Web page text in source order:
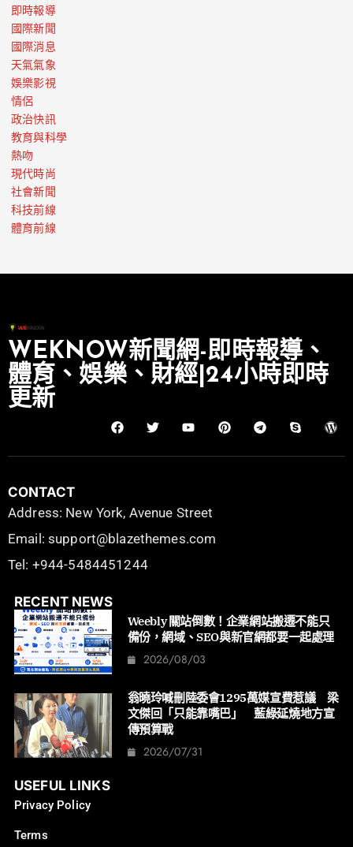
即時報導
國際新聞
國際消息
天氣氣象
娛樂影視
情侶
政治快訊
教育與科學
熱吻
現代時尚
社會新聞
科技前線
體育前線
WEKNOW新聞網-即時報導、
體育、娛樂、財經|24小時即時
更新
CONTACT
Address: New York, Avenue Street
Email: support@blazethemes.com
Tel: +944-5484451244
RECENT NEWS
Weebly 關站倒數！企業網站搬遷不能只
備份，網域、SEO與新官網都要一起處理
2026/08/03
翁曉玲喊刪陸委會1295萬媒宣費惹議 梁
文傑回「只能靠嘴巴」 藍綠延燒地方宣
傳預算戰
2026/07/31
USEFUL LINKS
Privacy Policy
Terms